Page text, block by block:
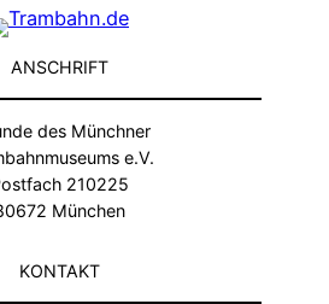
ANSCHRIFT
des Münchner
e.V.
210225
München
KONTAKT